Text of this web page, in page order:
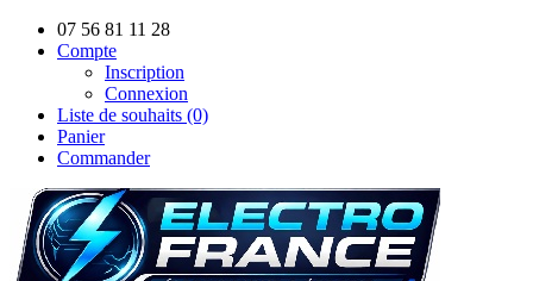
07 56 81 11 28
Compte
Inscription
Connexion
Liste de souhaits (0)
Panier
Commander